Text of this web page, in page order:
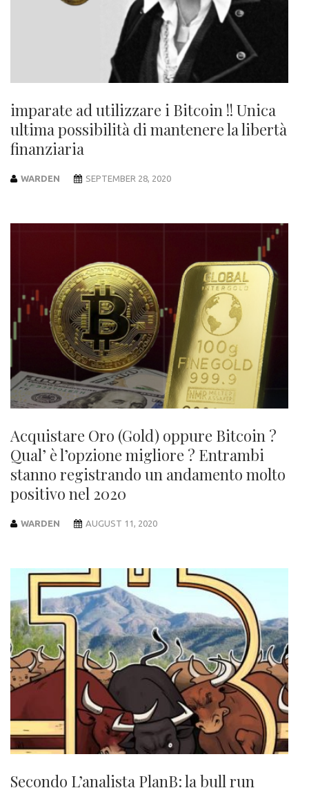
imparate ad utilizzare i Bitcoin !! Unica
ultima possibilità di mantenere la libertà
finanziaria
WARDEN SEPTEMBER 28, 2020
Acquistare Oro (Gold) oppure Bitcoin ?
Qual’ è l’opzione migliore ? Entrambi
stanno registrando un andamento molto
positivo nel 2020
WARDEN AUGUST 11, 2020
Secondo L’analista PlanB: la bull run